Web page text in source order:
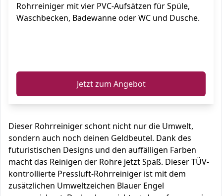
25443 4
Rohrreiniger mit vier PVC-Aufsätzen für Spüle,
Waschbecken, Badewanne oder WC und Dusche.
Jetzt zum Angebot
Dieser Rohrreiniger schont nicht nur die Umwelt,
sondern auch noch deinen Geldbeutel. Dank des
futuristischen Designs und den auffälligen Farben
macht das Reinigen der Rohre jetzt Spaß. Dieser TÜV-
kontrollierte Pressluft-Rohrreiniger ist mit dem
zusätzlichen Umweltzeichen Blauer Engel